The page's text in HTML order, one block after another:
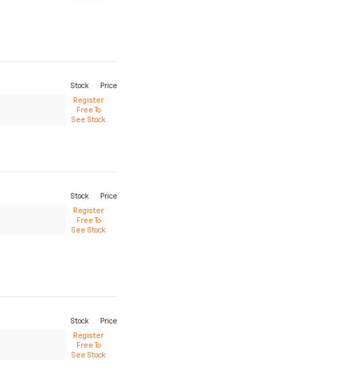
Stock Price
Register
Free To
See Stock
Stock Price
Register
Free To
See Stock
Stock Price
Register
Free To
See Stock